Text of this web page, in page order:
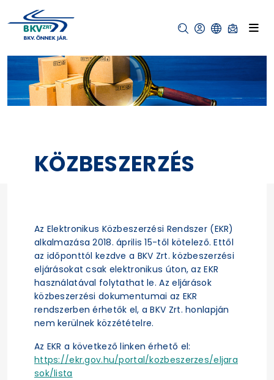
KÖZBESZERZÉS
Az Elektronikus Közbeszerzési Rendszer (EKR)
alkalmazása 2018. április 15-től kötelező. Ettől
az időponttól kezdve a BKV Zrt. közbeszerzési
eljárásokat csak elektronikus úton, az EKR
használatával folytathat le. Az eljárások
közbeszerzési dokumentumai az EKR
rendszerben érhetők el, a BKV Zrt. honlapján
nem kerülnek közzétételre.
Az EKR a következő linken érhető el:
https://ekr.gov.hu/portal/kozbeszerzes/eljara
sok/lista